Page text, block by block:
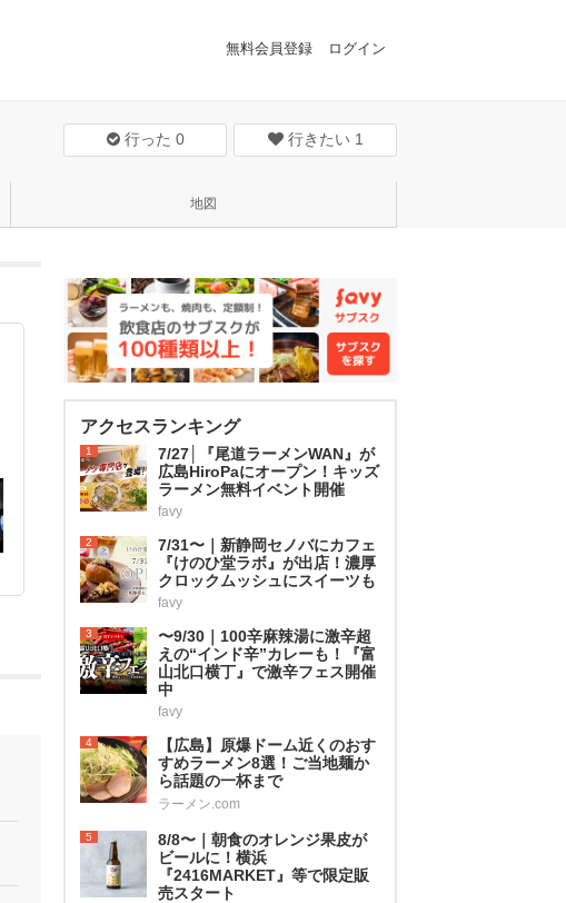
無料会員登録 ログイン
行った 0 行きたい 1
地図
アクセスランキング
1
7/27│『尾道ラーメンWAN』が
広島HiroPaにオープン！キッズ
ラーメン無料イベント開催
favy
2
7/31〜｜新静岡セノバにカフェ
『けのひ堂ラボ』が出店！濃厚
クロックムッシュにスイーツも
favy
3
〜9/30｜100辛麻辣湯に激辛超
えの“インド辛”カレーも！『富
山北口横丁』で激辛フェス開催
中
favy
4
【広島】原爆ドーム近くのおす
すめラーメン8選！ご当地麺か
ら話題の一杯まで
ラーメン.com
5
8/8〜｜朝食のオレンジ果皮が
ビールに！横浜
『2416MARKET』等で限定販
売スタート